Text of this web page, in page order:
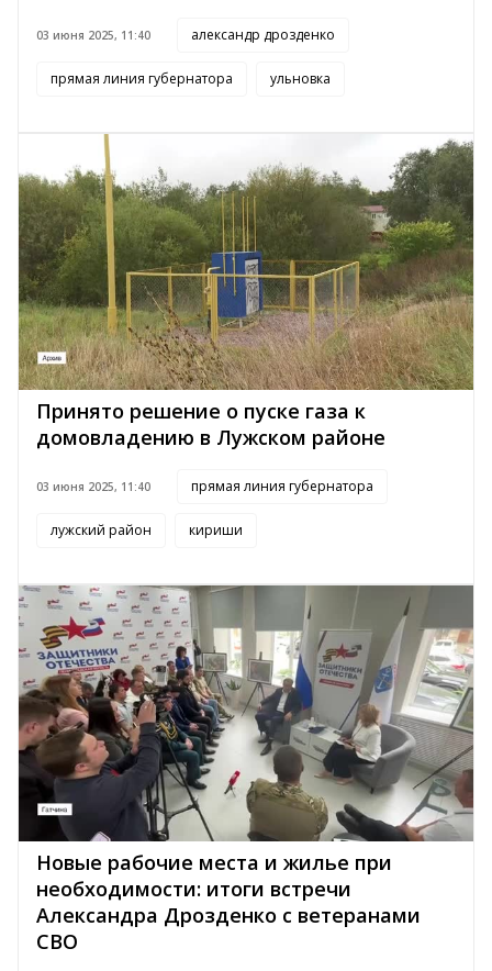
03 июня 2025, 11:40 александр дрозденко
прямая линия губернатора ульновка
Принято решение о пуске газа к
домовладению в Лужском районе
03 июня 2025, 11:40 прямая линия губернатора
лужский район кириши
Новые рабочие места и жилье при
необходимости: итоги встречи
Александра Дрозденко с ветеранами
СВО